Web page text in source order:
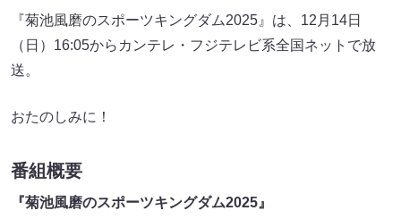
『菊池風磨のスポーツキングダム2025』は、12月14日
（日）16:05からカンテレ・フジテレビ系全国ネットで放
送。
おたのしみに！
番組概要
『菊池風磨のスポーツキングダム2025』